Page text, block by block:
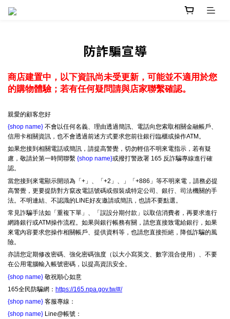
防詐騙宣導
商店建置中，以下資訊尚未受更新，可能並不適用於您
的購物體驗；若有任何疑問請與店家聯繫確認。
親愛的顧客您好
{shop name} 不會以任何名義、理由透過簡訊、電話向您索取相關金融帳戶、
信用卡相關資訊，也不會透過前述方式要求您前往銀行臨櫃或操作ATM。
如果您接到相關電話或簡訊，請提高警覺，切勿輕信不明來電指示，若有疑
慮，敬請於第一時間聯繫 {shop name}或撥打警政署 165 反詐騙專線進行確
認。
當您接到來電顯示開頭為「+」、「+2」、」「+886」等不明來電，請務必提
高警覺，更要提防對方竄改電話號碼或假裝成特定公司、銀行、司法機關的手
法。不明連結、不認識的LINE好友邀請或簡訊，也請不要點選。
常見詐騙手法如「重複下單」、「誤設分期付款」以取信消費者，再要求進行
網路銀行或ATM操作流程。如果與銀行帳務有關，請您直接致電給銀行，如果
來電內容要求您操作相關帳戶、提供資料等，也請您直接拒絕，降低詐騙的風
險。
亦請您定期修改密碼、強化密碼強度（以大小寫英文、數字混合使用）、不要
在公用電腦輸入帳號密碼，以提高資訊安全。
{shop name} 敬祝順心如意
165全民防騙網： https://165.npa.gov.tw/#/
{shop name} 客服專線：
{shop name} Line@帳號：